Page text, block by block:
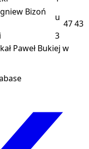
Bizoń
u
4743
3
Paweł Bukiej w